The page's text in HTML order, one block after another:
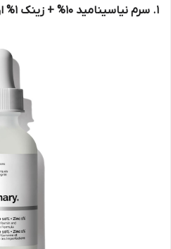
1. سرم نیاسینامید 10% + زینک 1% اوردینری